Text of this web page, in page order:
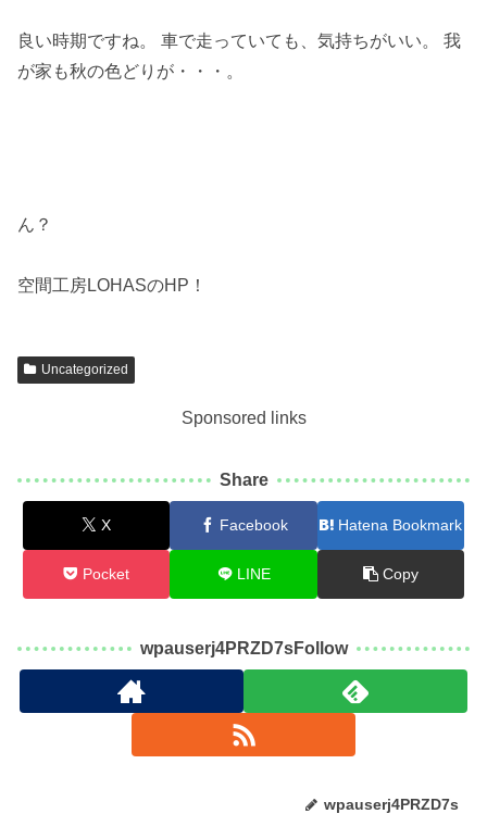
良い時期ですね。 車で走っていても、気持ちがいい。 我
が家も秋の色どりが・・・。
ん？
空間工房LOHASのHP！
Uncategorized
Sponsored links
Share
X Facebook Hatena Bookmark
Pocket LINE Copy
wpauserj4PRZD7sFollow
wpauserj4PRZD7s